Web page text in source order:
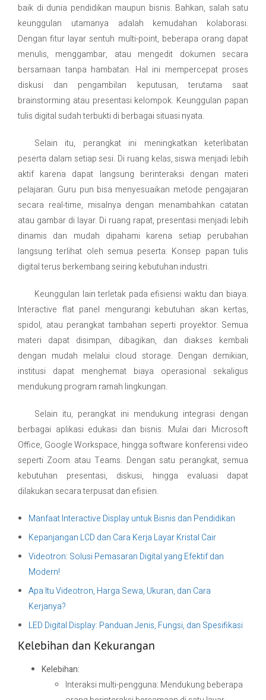
baik di dunia pendidikan maupun bisnis. Bahkan, salah satu
keunggulan utamanya adalah kemudahan kolaborasi.
Dengan fitur layar sentuh multi-point, beberapa orang dapat
menulis, menggambar, atau mengedit dokumen secara
bersamaan tanpa hambatan. Hal ini mempercepat proses
diskusi dan pengambilan keputusan, terutama saat
brainstorming atau presentasi kelompok. Keunggulan papan
tulis digital sudah terbukti di berbagai situasi nyata.
Selain itu, perangkat ini meningkatkan keterlibatan
peserta dalam setiap sesi. Di ruang kelas, siswa menjadi lebih
aktif karena dapat langsung berinteraksi dengan materi
pelajaran. Guru pun bisa menyesuaikan metode pengajaran
secara real-time, misalnya dengan menambahkan catatan
atau gambar di layar. Di ruang rapat, presentasi menjadi lebih
dinamis dan mudah dipahami karena setiap perubahan
langsung terlihat oleh semua peserta. Konsep papan tulis
digital terus berkembang seiring kebutuhan industri.
Keunggulan lain terletak pada efisiensi waktu dan biaya.
Interactive flat panel mengurangi kebutuhan akan kertas,
spidol, atau perangkat tambahan seperti proyektor. Semua
materi dapat disimpan, dibagikan, dan diakses kembali
dengan mudah melalui cloud storage. Dengan demikian,
institusi dapat menghemat biaya operasional sekaligus
mendukung program ramah lingkungan.
Selain itu, perangkat ini mendukung integrasi dengan
berbagai aplikasi edukasi dan bisnis. Mulai dari Microsoft
Office, Google Workspace, hingga software konferensi video
seperti Zoom atau Teams. Dengan satu perangkat, semua
kebutuhan presentasi, diskusi, hingga evaluasi dapat
dilakukan secara terpusat dan efisien.
Manfaat Interactive Display untuk Bisnis dan Pendidikan
Kepanjangan LCD dan Cara Kerja Layar Kristal Cair
Videotron: Solusi Pemasaran Digital yang Efektif dan
Modern!
Apa Itu Videotron, Harga Sewa, Ukuran, dan Cara
Kerjanya?
LED Digital Display: Panduan Jenis, Fungsi, dan Spesifikasi
Kelebihan dan Kekurangan
Kelebihan:
Interaksi multi-pengguna: Mendukung beberapa